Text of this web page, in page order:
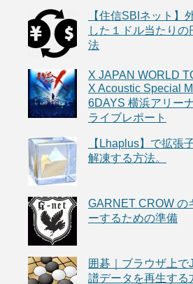
【住信SBIネット】
した１ドル当たり
法
X JAPAN WORLD
X Acoustic Special
6DAYS 横浜アリー
ライブレポート
【Lhaplus】で拡張
解凍する方法。
GARNET CROW の
ーするための準備
囲碁｜ブラウザ上
譜データを再生する